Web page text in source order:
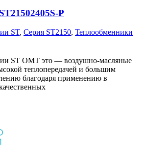
P
ST, Серия ST2150, Теплообменники
ST OMT это — воздушно-масляные
теплопередачей и большим
благодаря применению в